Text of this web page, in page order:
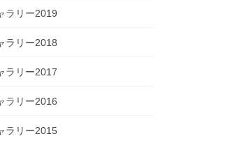
ラリー2019
ラリー2018
ラリー2017
ラリー2016
ラリー2015